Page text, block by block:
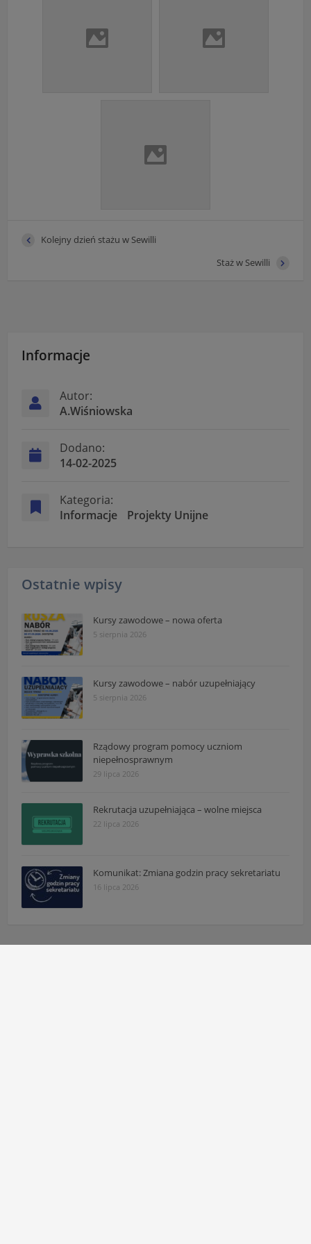
Kolejny dzień stażu w Sewilli
Staż w Sewilli
Informacje
Autor:
A.Wiśniowska
Dodano:
14-02-2025
Kategoria:
Informacje
Projekty Unijne
Ostatnie wpisy
Kursy zawodowe – nowa oferta
5 sierpnia 2026
Kursy zawodowe – nabór uzupełniający
5 sierpnia 2026
Rządowy program pomocy uczniom
niepełnosprawnym
29 lipca 2026
Rekrutacja uzupełniająca – wolne miejsca
22 lipca 2026
Komunikat: Zmiana godzin pracy sekretariatu
16 lipca 2026